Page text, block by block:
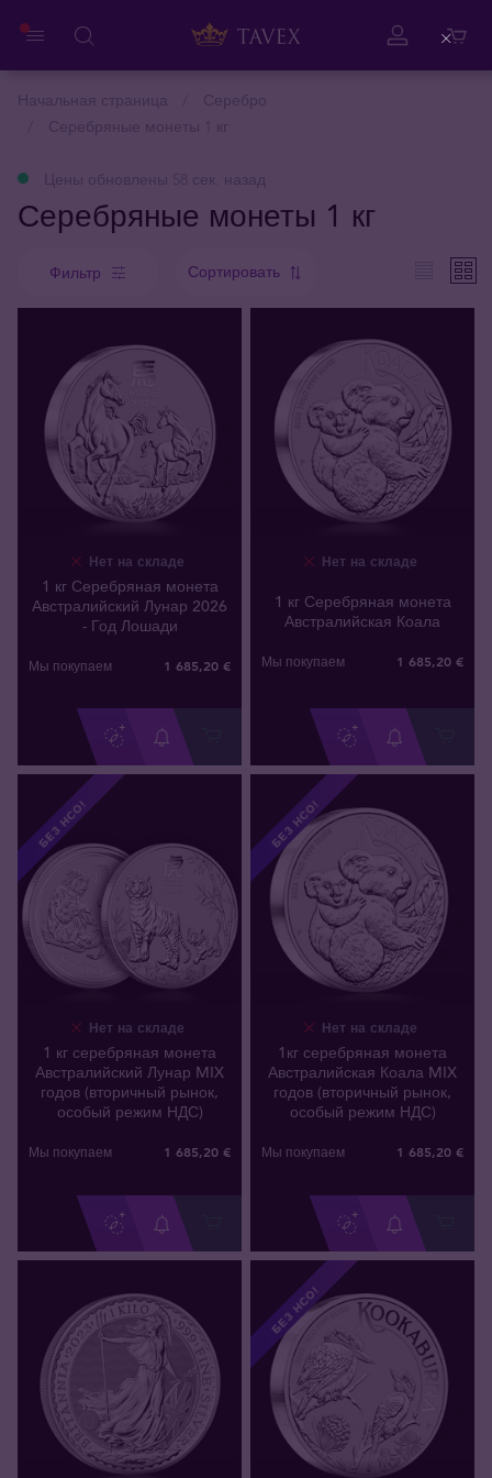
Серебряные монеты 1 кг
Фильтр Сортировать
Нет на складе
1 кг Серебряная монета
Австралийский Лунар 2026
- Год Лошади
Мы покупаем 1 685,20 €
Нет на складе
1 кг Серебряная монета
Австралийская Коала
Мы покупаем 1 685,20 €
БЕЗ НСО!
Нет на складе
1 кг серебряная монета
Австралийский Лунар MIX
годов (вторичный рынок,
особый режим НДС)
Мы покупаем 1 685,20 €
БЕЗ НСО!
Нет на складе
1кг серебряная монета
Австралийская Коала MIX
годов (вторичный рынок,
особый режим НДС)
Мы покупаем 1 685,20 €
БЕЗ НСО!
Close